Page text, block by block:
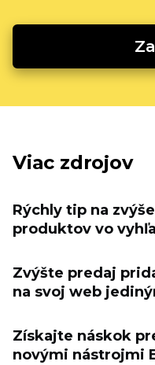
Viac zdrojov
Rýchly tip na
produktov vo
Zvýšte predaj
na svoj web
Získajte náskok
novými nástrojmi